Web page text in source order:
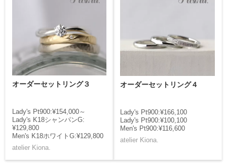
オーダーセットリング３
Lady's Pt900:¥154,000～
Lady's K18シャンパンG:
¥129,800
Men's K18ホワイトG:¥129,800
atelier Kiona.
オーダーセットリング４
Lady's Pt900:¥166,100
Lady's Pt900:¥100,100
Men's Pt900:¥116,600
atelier Kiona.